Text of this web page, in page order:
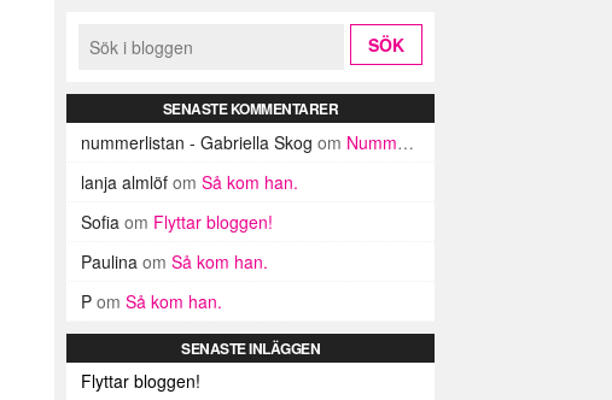
SENASTE KOMMENTARER
nummerlistan - Gabriella Skog om Nummerlistan
lanja almlöf om Så kom han.
Sofia om Flyttar bloggen!
Paulina om Så kom han.
P om Så kom han.
SENASTE INLÄGGEN
Flyttar bloggen!